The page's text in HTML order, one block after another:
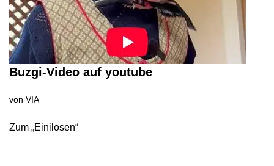
Buzgi-Video auf youtube
von VIA
Zum „Einilosen“